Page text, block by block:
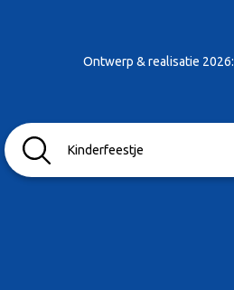
Ontwerp & realisatie 2026: